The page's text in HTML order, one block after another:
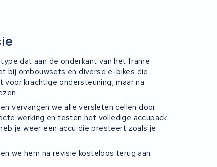
dat aan de onderkant van het frame
bij ombouwsets en diverse e-bikes die
krachtige ondersteuning, maar na
vervangen we alle versleten cellen door
werking en testen het volledige accupack
je weer een accu die presteert zoals je
we hem na revisie kosteloos terug aan